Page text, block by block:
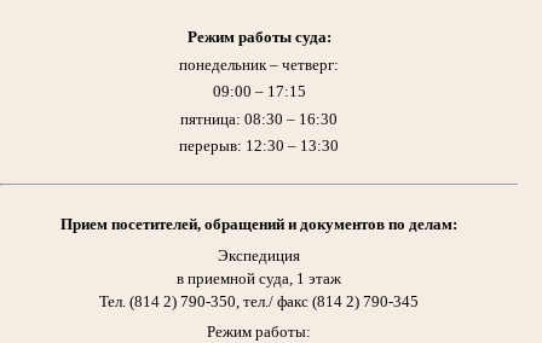
Режим работы суда:
понедельник – четверг:
09:00 – 17:15
пятница: 08:30 – 16:30
перерыв: 12:30 – 13:30
Прием посетителей, обращений и документов по делам:
Экспедиция
в приемной суда, 1 этаж
Тел. (814 2) 790-350, тел./ факс (814 2) 790-345
Режим работы: